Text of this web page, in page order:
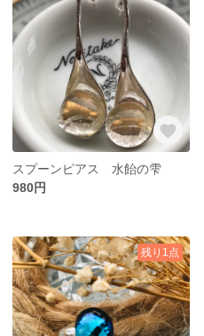
スプーンピアス 水飴の雫
980円
残り1点